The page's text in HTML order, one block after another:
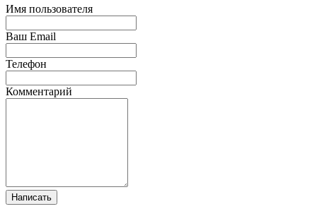
Имя пользователя
Ваш Email
Телефон
Комментарий
Написать